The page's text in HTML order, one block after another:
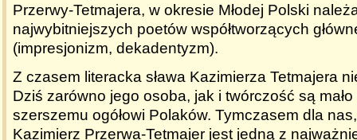
Przerwy-Tetmajera, w okresie Młodej Polski
najwybitniejszych poetów współtworzących
(impresjonizm, dekadentyzm).
Z czasem literacka sława Kazimierza Tetmajera
Dziś zarówno jego osoba, jak i twórczość są
szerszemu ogółowi Polaków. Tymczasem dla
Kazimierz Przerwa-Tetmajer jest jedną z